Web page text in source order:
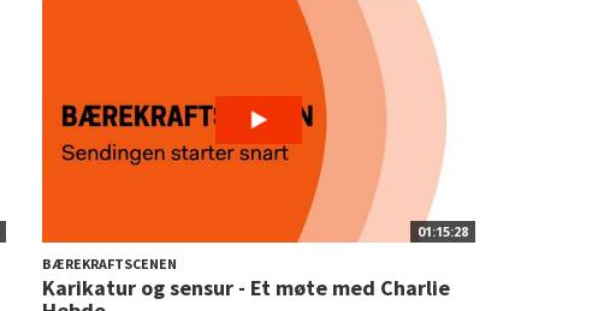
01:15:28
BÆREKRAFTSCENEN
Karikatur og sensur - Et møte med Charlie